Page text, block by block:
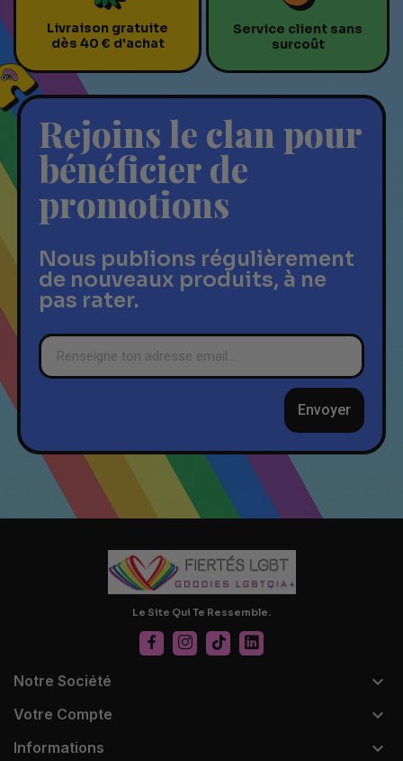
Livraison gratuite
dès 40 € d'achat
Service client sans
surcoût
Rejoins le clan pour
bénéficier de
promotions
Nous publions régulièrement
de nouveaux produits, à ne
pas rater.
Envoyer
Le Site Qui Te Ressemble.
Notre Société 
Votre Compte 
Informations 